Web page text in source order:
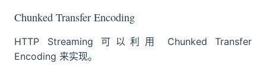
Chunked Transfer Encoding
HTTP Streaming 可以利用 Chunked Transfer
Encoding 来实现。